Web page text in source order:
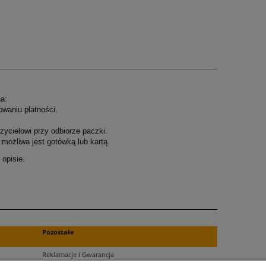
płatności.
przy odbiorze paczki.
jest gotówką lub kartą.
opisie.
Pozostałe
Reklamacje i Gwarancja